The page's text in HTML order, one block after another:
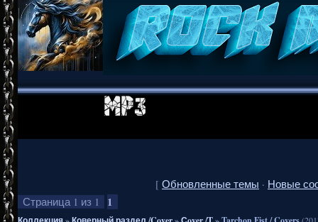
[ Обновленные темы · Новые
Страница 1 из 1 1